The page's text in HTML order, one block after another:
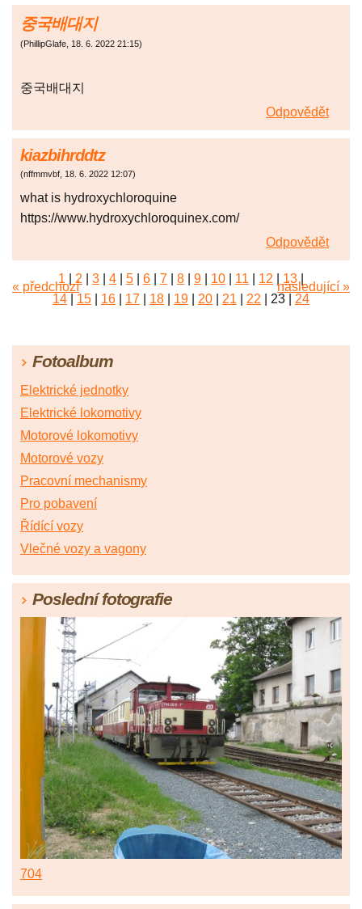
중국배대지
(PhillipGlafe, 18. 6. 2022 21:15)
중국배대지
Odpovědět
kiazbihrddtz
(nffmmvbf, 18. 6. 2022 12:07)
what is hydroxychloroquine
https://www.hydroxychloroquinex.com/
Odpovědět
« předchozí
1 2 3 4 5 6 7 8 9 10 11 12 13
14
15 16 17 18 19 20 21 22 23
24
| 46 |
následující »
Fotoalbum
Elektrické jednotky
Elektrické lokomotivy
Motorové lokomotivy
Motorové vozy
Pracovní mechanismy
Pro pobavení
Řídící vozy
Vlečné vozy a vagony
Poslední fotografie
704